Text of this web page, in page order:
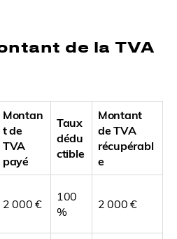
de la TVA
Montan
t de
TVA
payé
Taux
dédu
ctible
Montant
de TVA
récupérabl
e
2 000 €
100
%
2 000 €